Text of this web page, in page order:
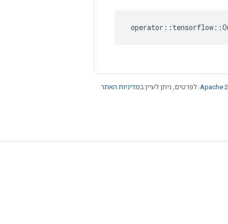
operator :: tensorflow ::
Apache. לפרטים, ניתן לעיין במדיניות האתר